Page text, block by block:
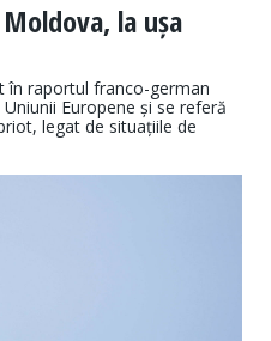
la ușa
în raportul franco-german
Europene și se referă
legat de situațiile de